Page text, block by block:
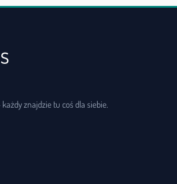
znajdzie tu coś dla siebie.